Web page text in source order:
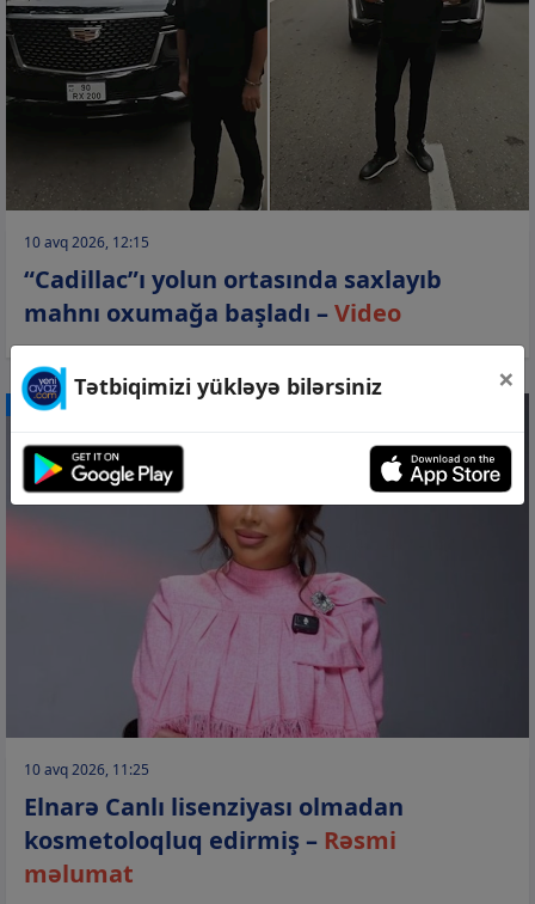
10 avq 2026, 12:15
“Cadillac”ı yolun ortasında saxlayıb
mahnı oxumağa başladı –Video
CƏMİYYƏT
10 avq 2026, 11:25
Elnarə Canlı lisenziyası olmadan
kosmetoloqluq edirmiş – Rəsmi
məlumat
Tətbiqimizi yükləyə bilərsiniz ×